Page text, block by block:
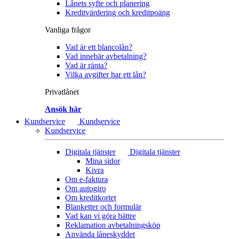
Lånets syfte och planering
Kreditvärdering och kreditpoäng
Vanliga frågor
Vad är ett blancolån?
Vad innebär avbetalning?
Vad är ränta?
Vilka avgifter har ett lån?
Privatlånet
Ansök här
Kundservice
Kundservice
Kundservice
Digitala tjänster
Digitala tjänster
Mina sidor
Kivra
Om e-faktura
Om autogiro
Om kreditkortet
Blanketter och formulär
Vad kan vi göra bättre
Reklamation avbetalningsköp
Använda låneskyddet